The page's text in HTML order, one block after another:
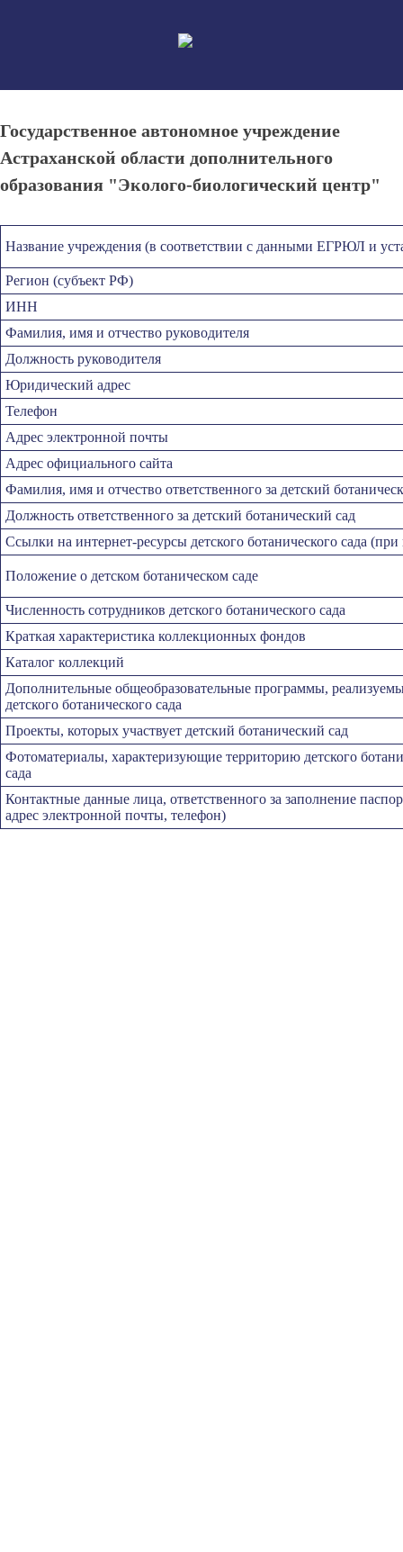
Государственное автономное учреждение
Астраханской области дополнительного
образования "Эколого-биологический центр"
Название учреждения (в соответствии с данными ЕГРЮЛ и
Регион (субъект РФ)
ИНН
Фамилия, имя и отчество руководителя
Должность руководителя
Юридический адрес
Телефон
Адрес электронной почты
Адрес официального сайта
Фамилия, имя и отчество ответственного за детский
Должность ответственного за детский ботанический сад
Ссылки на интернет-ресурсы детского ботанического сада
Положение о детском ботаническом саде
Численность сотрудников детского ботанического сада
Краткая характеристика коллекционных фондов
Каталог коллекций
Дополнительные общеобразовательные программы,
детского ботанического сада
Проекты, которых участвует детский ботанический сад
Фотоматериалы, характеризующие территорию детского
сада
Контактные данные лица, ответственного за заполнение
адрес электронной почты, телефон)